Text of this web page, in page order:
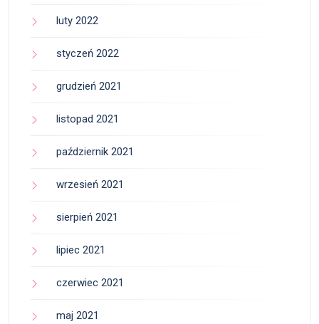
luty 2022
styczeń 2022
grudzień 2021
listopad 2021
październik 2021
wrzesień 2021
sierpień 2021
lipiec 2021
czerwiec 2021
maj 2021